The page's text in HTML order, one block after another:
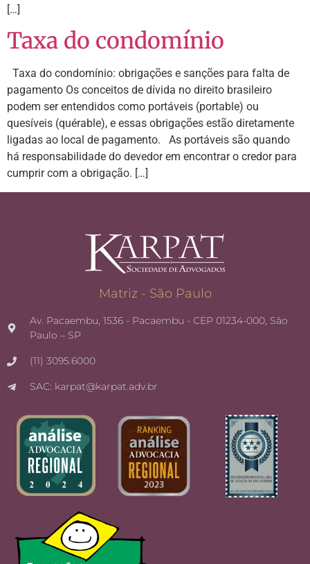
[…]
Taxa do condomínio
Taxa do condomínio: obrigações e sanções para falta de
pagamento Os conceitos de dívida no direito brasileiro
podem ser entendidos como portáveis (portable) ou
quesíveis (quérable), e essas obrigações estão diretamente
ligadas ao local de pagamento. As portáveis são quando
há responsabilidade do devedor em encontrar o credor para
cumprir com a obrigação. […]
Matriz - São Paulo
Av. Pacaembu, 1536 - Pacaembu - CEP 01234-000, São
Paulo – SP
(11) 3095.6000
SAC: karpat@karpat.adv.br